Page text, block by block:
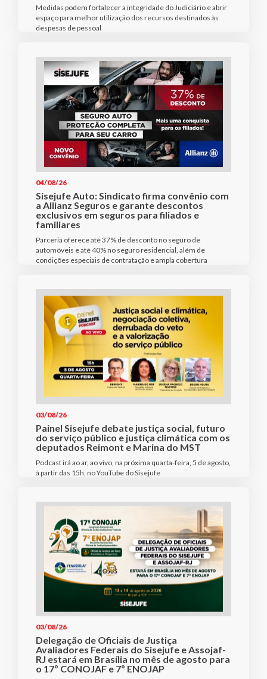
Medidas podem fortalecer a integridade do Judiciário e abrir
espaço para melhor utilização dos recursos destinados às
despesas de pessoal
04/08/26
Sisejufe Auto: Sindicato firma convênio com
a Allianz Seguros e garante descontos
exclusivos em seguros para filiados e
familiares
Parceria oferece até 37% de desconto no seguro de
automóveis e até 40% no seguro residencial, além de
condições especiais de contratação e ampla cobertura
03/08/26
Painel Sisejufe debate justiça social, futuro
do serviço público e justiça climática com os
deputados Reimont e Marina do MST
Podcast irá ao ar, ao vivo, na próxima quarta-feira, 5 de agosto,
à partir das 15h, no YouTube do Sisejufe
03/08/26
Delegação de Oficiais de Justiça
Avaliadores Federais do Sisejufe e Assojaf-
RJ estará em Brasília no mês de agosto para
o 17º CONOJAF e 7º ENOJAP